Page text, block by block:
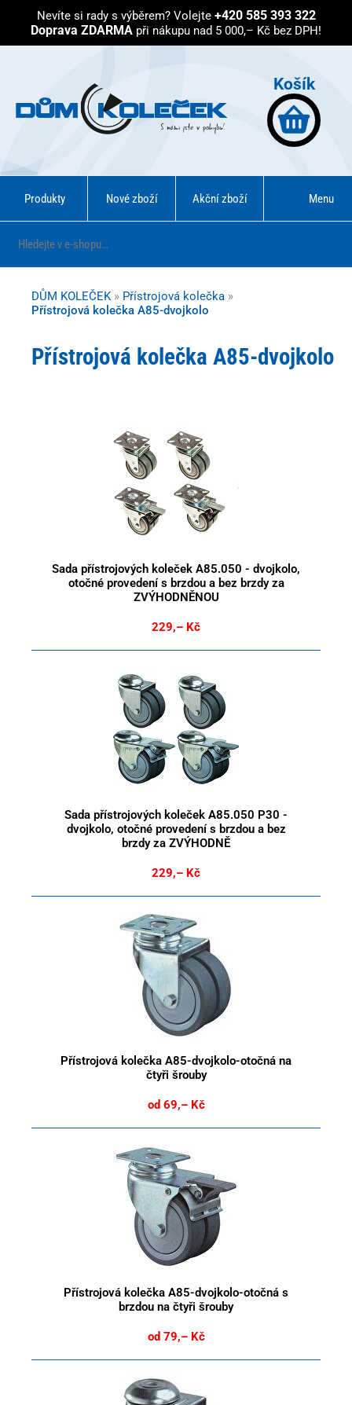
Nevíte si rady s výběrem? Volejte +420 585 393 322
Doprava ZDARMA při nákupu nad 5 000,– Kč bez DPH!
Košík
Produkty Nové zboží Akční zboží Menu
DŮM KOLEČEK» Přístrojová kolečka »
Přístrojová kolečka A85-dvojkolo
Přístrojová kolečka A85-dvojkolo
Sada přístrojových koleček A85.050 - dvojkolo,
otočné provedení s brzdou a bez brzdy za
ZVÝHODNĚNOU
229,– Kč
Sada přístrojových koleček A85.050 P30 -
dvojkolo, otočné provedení s brzdou a bez
brzdy za ZVÝHODNĚ
229,– Kč
Přístrojová kolečka A85-dvojkolo-otočná na
čtyři šrouby
od 69,– Kč
Přístrojová kolečka A85-dvojkolo-otočná s
brzdou na čtyři šrouby
od 79,– Kč